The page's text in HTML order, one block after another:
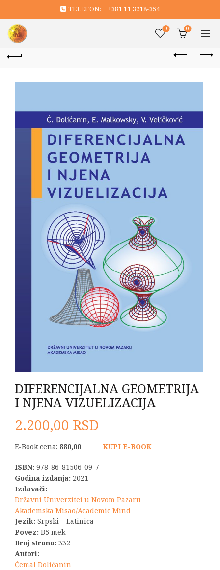
TELEFON: +381 11 3218-354
0 0
DIFERENCIJALNA GEOMETRIJA
I NJENA VIZUELIZACIJA
2.200,00 RSD
E-Book cena: 880,00 KUPI E-BOOK
ISBN: 978-86-81506-09-7
Godina izdanja: 2021
Izdavači:
Državni Univerzitet u Novom Pazaru
Akademska Misao/Academic Mind
Jezik: Srpski – Latinica
Povez: B5 mek
Broj strana: 332
Autori:
Ćemal Dolićanin